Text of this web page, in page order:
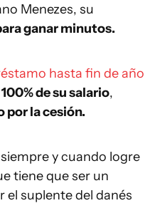
Menezes, su
ganar minutos.
hasta fin de año
100% de su salario,
por la cesión.
y cuando logre
tiene que ser un
el suplente del danés